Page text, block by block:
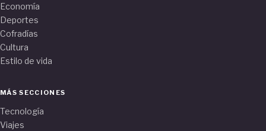
Economía
Deportes
Cofradías
Cultura
Estilo de vida
MÁS SECCIONES
Tecnología
Viajes